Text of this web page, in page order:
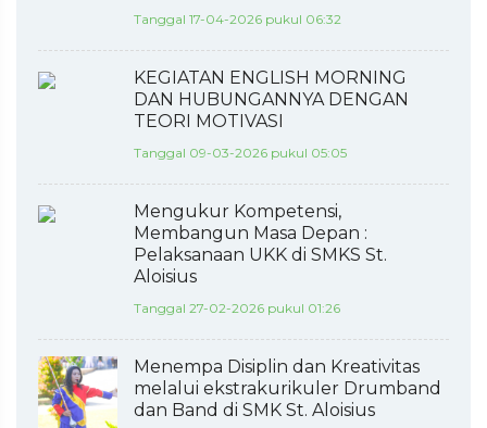
Tanggal 17-04-2026 pukul 06:32
KEGIATAN ENGLISH MORNING
DAN HUBUNGANNYA DENGAN
TEORI MOTIVASI
Tanggal 09-03-2026 pukul 05:05
Mengukur Kompetensi,
Membangun Masa Depan :
Pelaksanaan UKK di SMKS St.
Aloisius
Tanggal 27-02-2026 pukul 01:26
Menempa Disiplin dan Kreativitas
melalui ekstrakurikuler Drumband
dan Band di SMK St. Aloisius